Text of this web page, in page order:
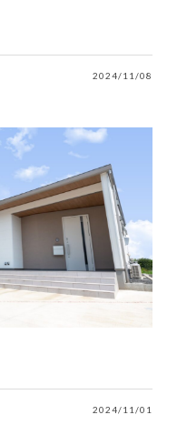
2024/11/08
2024/11/01